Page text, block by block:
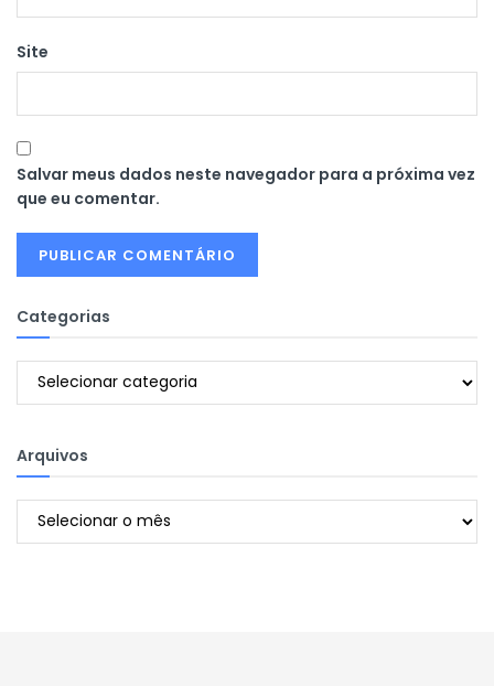
Site
Salvar meus dados neste navegador para a próxima vez
que eu comentar.
Categorias
Categorias
Arquivos
Arquivos